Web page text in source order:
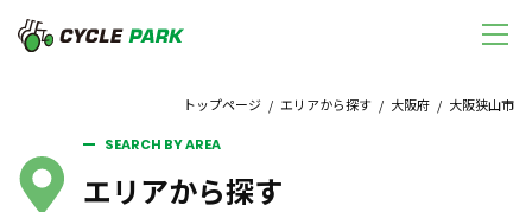
トップページ / エリアから探す / 大阪府 / 大阪狭山市
SEARCH BY AREA
エリアから探す